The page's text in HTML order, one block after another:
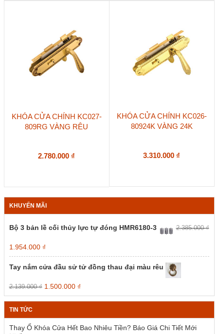
KHÓA CỬA CHÍNH KC027-
809RG VÀNG RÊU
2.780.000 ₫
KHÓA CỬA CHÍNH KC026-
80924K VÀNG 24K
3.310.000 ₫
KHUYẾN MÃI
Bộ 3 bản lề cối thủy lực tự đóng HMR6180-3 2.385.000₫
Giá
gốc
là:
2.385.000 ₫.
1.954.000 ₫Giá
hiện
tại
Tay nắm cửa đầu sử tử đồng thau đại màu rêu
2.139.000₫ Giá
gốc
là:
1.500.000 ₫Giá
hiện
tại
1.500.000 ₫.
TIN TỨC
Thay Ổ Khóa Cửa Hết Bao Nhiêu Tiền? Báo Giá Chi Tiết Mới